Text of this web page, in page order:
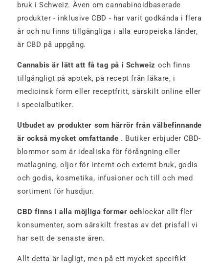
bruk i Schweiz. Även om cannabinoidbaserade
produkter - inklusive CBD - har varit godkända i flera
år och nu finns tillgängliga i alla europeiska länder,
är CBD på uppgång.
Cannabis är lätt att få tag på i Schweiz och finns
tillgängligt på apotek, på recept från läkare, i
medicinsk form eller receptfritt, särskilt online eller
i specialbutiker.
Utbudet av produkter som härrör från välbefinnande
är också mycket omfattande . Butiker erbjuder CBD-
blommor som är idealiska för förångning eller
matlagning, oljor för internt och externt bruk, godis
och godis, kosmetika, infusioner och till och med
sortiment för husdjur.
CBD finns i alla möjliga former och lockar allt fler
konsumenter, som särskilt frestas av det prisfall vi
har sett de senaste åren.
Allt detta är lagligt, men på ett mycket specifikt